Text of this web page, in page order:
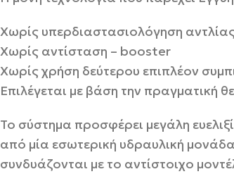
Xωρίς υπερδιαστασιολόγηση αντλίας
Χωρίς αντίσταση – booster
Χωρίς χρήση δεύτερου επιπλέον
Επιλέγεται με βάση την πραγματική
Το σύστημα προσφέρει μεγάλη
από μία εσωτερική υδραυλική
συνδυάζονται με το αντίστοιχο